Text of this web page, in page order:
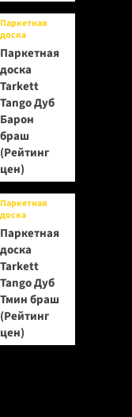
Паркетная
доска
Паркетная
доска
Tarkett
Tango Дуб
Барон
браш
(Рейтинг
цен)
Паркетная
доска
Паркетная
доска
Tarkett
Tango Дуб
Тмин браш
(Рейтинг
цен)